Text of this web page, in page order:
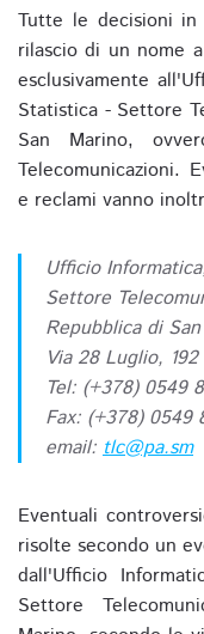
Tutte le decisioni
rilascio di un nome
esclusivamente
Statistica - Settore
San Marino,
Telecomunicazioni.
e reclami vanno
Ufficio
Settore
Repubblica di
Via 28 Luglio,
Tel: (+378) 0549
Fax: (+378) 0549
email: tlc@pa.sm
Eventuali
risolte secondo un
dall'Ufficio
Settore